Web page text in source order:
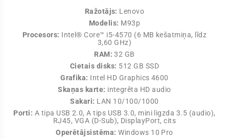
Ražotājs: Lenovo
Modelis: M93p
Procesors: Intel® Core™ i5-4570 (6 MB kešatmiņa, līdz
3,60 GHz)
RAM: 32 GB
Cietais disks: 512 GB SSD
Grafika: Intel HD Graphics 4600
Skaņas karte: integrēta HD audio
Sakari: LAN 10/100/1000
Porti: A tipa USB 2.0, A tips USB 3.0, mini ligzda 3.5 (audio),
RJ45, VGA (D-Sub), DisplayPort, cits
Operētājsistēma: Windows 10 Pro